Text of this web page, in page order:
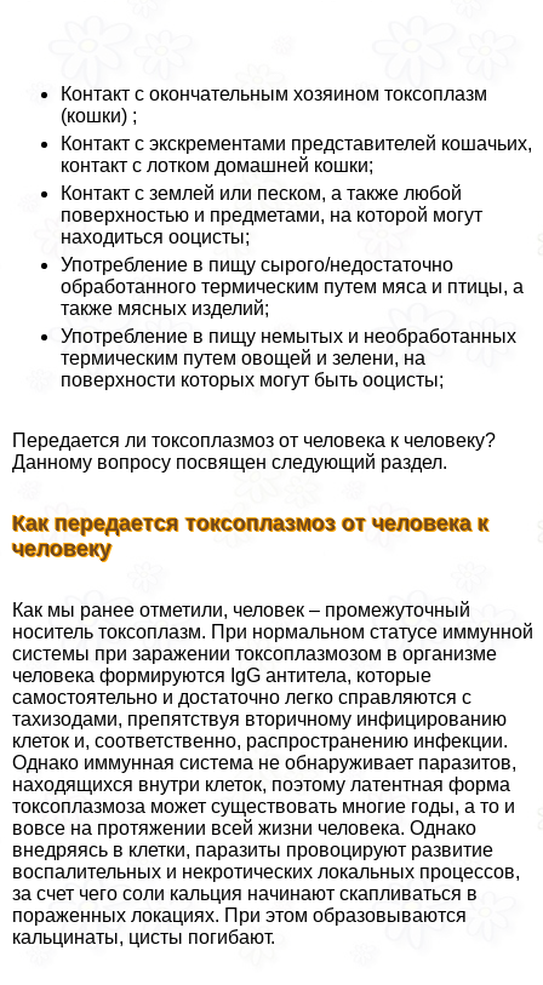
Контакт с окончательным хозяином токсоплазм
(кошки) ;
Контакт с экскрементами представителей кошачьих,
контакт с лотком домашней кошки;
Контакт с землей или песком, а также любой
поверхностью и предметами, на которой могут
находиться ооцисты;
Употрeбление в пищу сырого/недостаточно
обработанного термическим путем мяса и птицы, а
также мясных изделий;
Употрeбление в пищу немытых и необработанных
термическим путем овощей и зелени, на
поверхности которых могут быть ооцисты;
Передается ли токсоплазмоз от человека к человеку?
Данному вопросу посвящен следующий раздел.
Как передается токсоплазмоз от человека к
человеку
Как мы ранее отметили, человек – промежуточный
носитель токсоплазм. При нормальном статусе иммунной
системы при заражении токсоплазмозом в организме
человека формируются IgG антитела, которые
самостоятельно и достаточно легко справляются с
тахизодами, препятствуя вторичному инфицированию
клеток и, соответственно, распространению инфекции.
Однако иммунная система не обнаруживает паразитов,
находящихся внутри клеток, поэтому латентная форма
токсоплазмоза может существовать многие годы, а то и
вовсе на протяжении всей жизни человека. Однако
внедряясь в клетки, паразиты провоцируют развитие
воспалительных и некротических локальных процессов,
за счет чего соли кальция начинают скапливаться в
пораженных локациях. При этом образовываются
кальцинаты, цисты погибают.